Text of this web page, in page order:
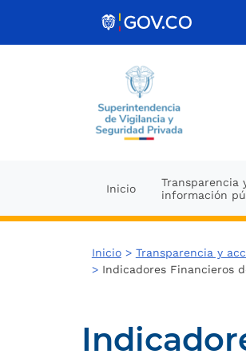
Inicio
Transparencia
información
Inicio> Transparencia y
>Indicadores Financieros